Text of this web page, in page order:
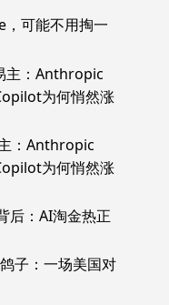
可能不用掏一
主：Anthropic
为何悄然涨
：Anthropic
为何悄然涨
后：AI淘金热正
子：一场美国对